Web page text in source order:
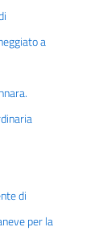
a
di
per la